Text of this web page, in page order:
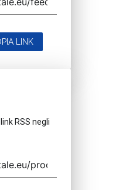
LINK
RSS negli